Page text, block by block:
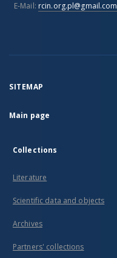
E-Mail: rcin.org.pl@gmail.com
SITEMAP
Main page
Collections
Literature
Scientific data and objects
Archives
Partners' collections